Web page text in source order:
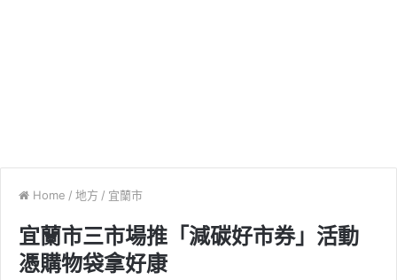
Home / 地方 / 宜蘭市
宜蘭市三市場推「減碳好市券」活動
憑購物袋拿好康